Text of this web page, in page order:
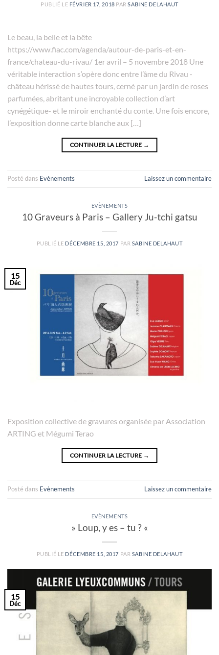
PUBLIÉ LE FÉVRIER 17, 2018 PARSABINE DELAHAUT
Le beau, la belle et la bête
https://www.fiac.com/agenda/autour-de-paris-et-en-
france/chateau-du-rivau/ 1er avril – 5 novembre 2018 Une
véritable interaction s’opère donc entre l’âme du Rivau -
château hérissé de hautes tours, cerné par un jardin de roses
parfumées, abritant une incroyable collection d’art
cynégétique- et le miroir enchanté du conte. Une fois encore,
l’exposition donne carte blanche aux […]
CONTINUER LA LECTURE →
Posté dans Evènements Laissez un commentaire
EVÈNEMENTS
10 Graveurs à Paris – Gallery Ju-tchi gatsu
PUBLIÉ LE DÉCEMBRE 15, 2017 PAR SABINE DELAHAUT
15
Déc
Exposition collective de gravures organisée par Association
ARTING et Mégumi Terao
CONTINUER LA LECTURE →
Posté dans Evènements Laissez un commentaire
EVÈNEMENTS
» Loup, y es – tu ? «
PUBLIÉ LE DÉCEMBRE 15, 2017 PAR SABINE DELAHAUT
15
Déc